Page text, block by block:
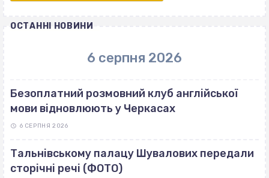
ОСТАННІ НОВИНИ
6 серпня 2026
Безоплатний розмовний клуб англійської
мови відновлюють у Черкасах
6 СЕРПНЯ 2026
Тальнівському палацу Шувалових передали
сторічні речі (ФОТО)